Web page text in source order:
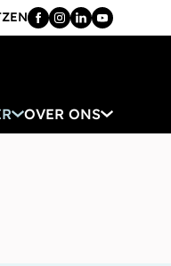
OVER ONS